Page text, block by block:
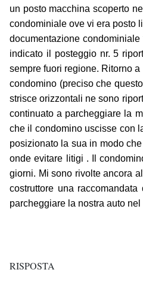
un posto macchina scoperto
condominiale ove vi era posto
documentazione
indicato il posteggio nr. 5
sempre fuori regione. Ritorno
condomino (preciso che
strisce orizzontali ne sono
continuato a parcheggiare la
che il condomino uscisse con
posizionato la sua in modo
onde evitare litigi . Il
giorni. Mi sono rivolte ancora
costruttore una
parcheggiare la nostra auto
RISPOSTA